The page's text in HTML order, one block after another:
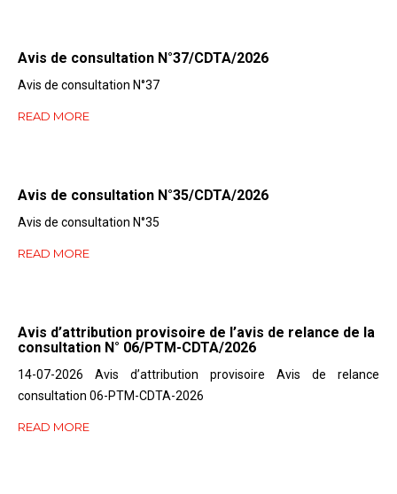
Avis de consultation N°37/CDTA/2026
Avis de consultation N°37
READ MORE
Avis de consultation N°35/CDTA/2026
Avis de consultation N°35
READ MORE
Avis d’attribution provisoire de l’avis de relance de la
consultation N° 06/PTM-CDTA/2026
14-07-2026 Avis d’attribution provisoire Avis de relance
consultation 06-PTM-CDTA-2026
READ MORE